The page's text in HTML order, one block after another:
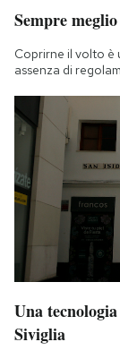
Sempre
Coprirne il volto è
assenza di
Una
Siviglia